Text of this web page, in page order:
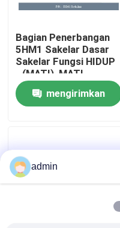
Tur Pabrik
Kontrol Kualitas
Hubungi Kami
Minta Kutipan
Bagian Penerbangan
5HM1 Sakelar Dasar
Sakelar Fungsi HIDUP
- (MATI), MATI -
(HIDUP)
mengirimkan
admin